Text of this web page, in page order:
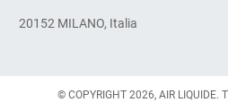
20152 MILANO, Italia
© COPYRIGHT 2026, AIR LIQUIDE.